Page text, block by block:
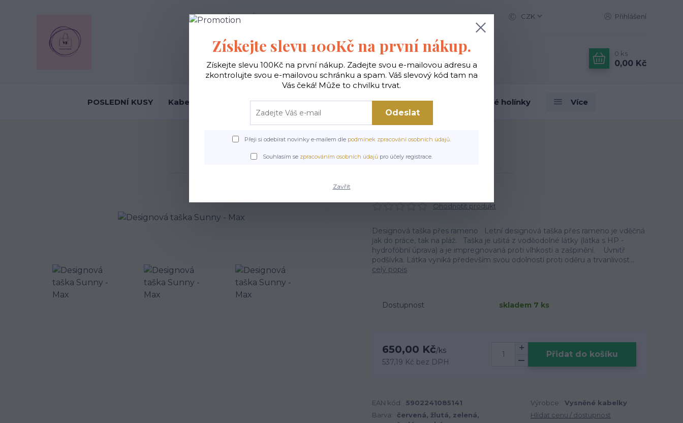
OBCHODNÍ PODMÍNKY JAK NAKUPOVAT KONTAKTY CZK Přihlášení
0 ks
0,00 Kč
POSLEDNÍ KUSY Kabelky ekologické Vaky na záda Polštáře Doplňky Designové holínky Více
Kabelky ekologické Kabelky střední Kabelky Sunny Designová taška Sunny - Max
Ohodnotit produkt
Designová taška přes rameno Letní designová taška přes rameno je vděčná
jak do práce, tak na pláž. Taška je ušitá z voděodolné látky (látka s HP -
hydrofóbní úprava) a je impregnovaná proti vlhkosti a zašpinění. Uvnitř
podšívka. Látka vyniká především svou odolností proti oděru a trvanlivost...
celý popis
Dostupnost skladem 7 ks
650,00 Kč/ks
537,19 Kč bez DPH
Přidat do košíku
EAN kód: 5902241085141 Výrobce: Vysněné kabelky
Barva:
červená, žlutá, zelená,
Hlídat cenu / dostupnost
Získejte slevu 100Kč na první nákup.
Získejte slevu 100Kč na první nákup. Zadejte svou e-mailovou adresu a
zkontrolujte svou e-mailovou schránku a spam. Váš slevový kód tam na
Vás čeká! Může to chvilku trvat.
Odeslat
Přeji si odebírat novinky e-mailem dle podmínek zpracování osobních údajů.
Souhlasím se zpracováním osobních údajů pro účely registrace.
Zavřít